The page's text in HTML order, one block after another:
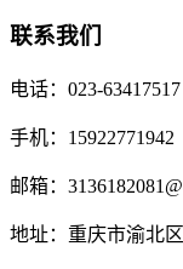
联系我们
电话：023-63417517
手机：15922771942
邮箱：
地址：重庆市渝北